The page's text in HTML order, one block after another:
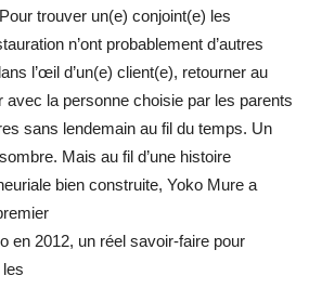
trouver un(e) conjoint(e) les
n’ont probablement d’autres
l’œil d’un(e) client(e), retourner au
avec la personne choisie par les parents
sans lendemain au fil du temps. Un
Mais au fil d’une histoire
bien construite, Yoko Mure a
en 2012, un réel savoir-faire pour